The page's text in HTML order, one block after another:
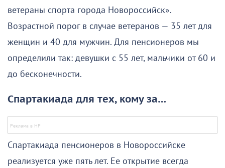
ветераны спорта города Новороссийск».
Возрастной порог в случае ветеранов — 35 лет для
женщин и 40 для мужчин. Для пенсионеров мы
определили так: девушки с 55 лет, мальчики от 60 и
до бесконечности.
Спартакиада для тех, кому за…
Спартакиада пенсионеров в Новороссийске
реализуется уже пять лет. Ее открытие всегда